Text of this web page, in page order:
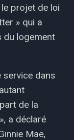
projet de loi
» qui a
du logement
service dans
de la
a déclaré
Mae,